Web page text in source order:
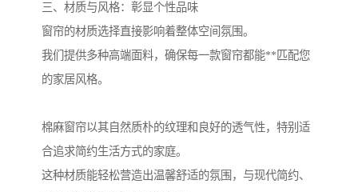
三、材质与风格：彰显个性品味
窗帘的材质选择直接影响着整体空间氛围。
我们提供多种高端面料，确保每一款窗帘都能**匹配您
的家居风格。
棉麻窗帘以其自然质朴的纹理和良好的透气性，特别适
合追求简约生活方式的家庭。
这种材质能轻松营造出温馨舒适的氛围，与现代简约、